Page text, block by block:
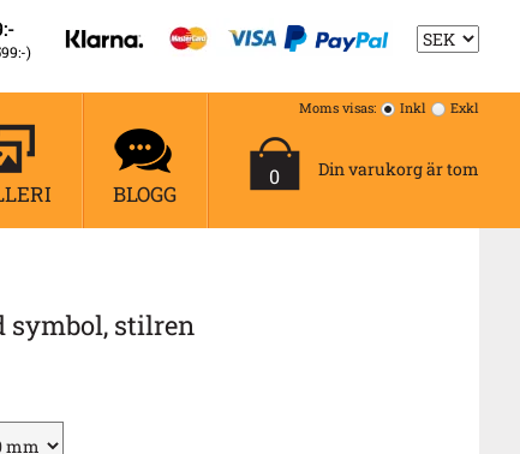
)
BLOGG
0 Din varukorg är tom
Moms visas: Inkl Exkl
symbol, stilren